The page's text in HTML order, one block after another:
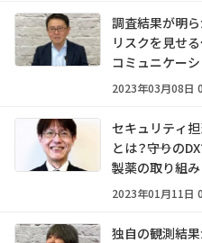
調査結果が明
リスクを見せ
コミュニケーシ
アテクノロジー
2023年03月08日
セキュリティ
とは？――守りの
製薬の取り組み
2023年01月11日
独自の観測結